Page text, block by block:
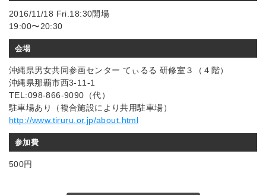
2016/11/18 Fri.18:30開場
19:00〜20:30
会場
沖縄県男女共同参画センター てぃるる 研修室３（４階）
沖縄県那覇市西3-11-1
TEL:098-866-9090（代）
駐車場あり（複合施設により共用駐車場）
http://www.tiruru.or.jp/about.html
参加費
500円